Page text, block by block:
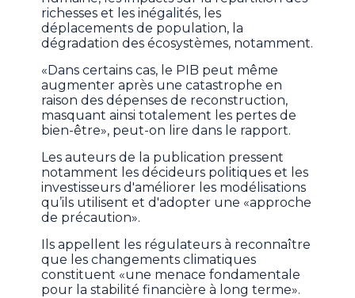
richesses et les inégalités, les
déplacements de population, la
dégradation des écosystèmes, notamment.
«Dans certains cas, le PIB peut même
augmenter après une catastrophe en
raison des dépenses de reconstruction,
masquant ainsi totalement les pertes de
bien-être», peut-on lire dans le rapport.
Les auteurs de la publication pressent
notamment les décideurs politiques et les
investisseurs d'améliorer les modélisations
qu’ils utilisent et d'adopter une «approche
de précaution».
Ils appellent les régulateurs à reconnaître
que les changements climatiques
constituent «une menace fondamentale
pour la stabilité financière à long terme».